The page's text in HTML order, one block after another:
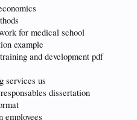
for medical school
example
and development pdf
services us
dissertation
employees